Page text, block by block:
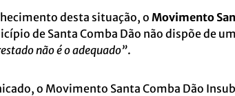
desta situação, oMovimento
de Santa Comba Dão não dispõe de
não é o adequado”.
o Movimento Santa Comba Dão